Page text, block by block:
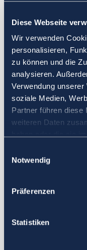
Diese Webseite
Wir verwenden
personalisieren,
zu können und die
analysieren.
Verwendung
soziale Medien,
Partner führen diese
weiteren Daten
Notwendig
Präferenzen
Statistiken